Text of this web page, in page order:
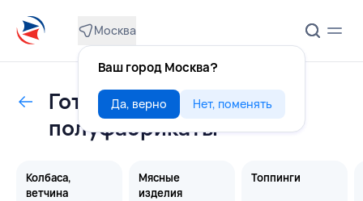
Москва
Ваш город Москва?
Да, верно Нет, поменять
Готовые продукты,
полуфабрикаты
Колбаса,
ветчина
Мясные
изделия
Топпинги